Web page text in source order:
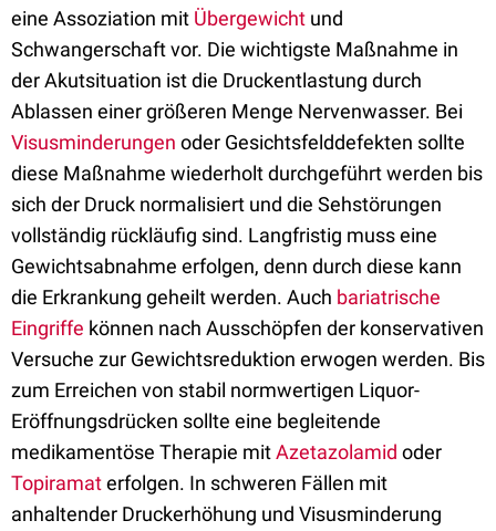
eine Assoziation mit Übergewicht und
Schwangerschaft vor. Die wichtigste Maßnahme in
der Akutsituation ist die Druckentlastung durch
Ablassen einer größeren Menge Nervenwasser. Bei
Visusminderungen oder Gesichtsfelddefekten sollte
diese Maßnahme wiederholt durchgeführt werden bis
sich der Druck normalisiert und die Sehstörungen
vollständig rückläufig sind. Langfristig muss eine
Gewichtsabnahme erfolgen, denn durch diese kann
die Erkrankung geheilt werden. Auch bariatrische
Eingriffe können nach Ausschöpfen der konservativen
Versuche zur Gewichtsreduktion erwogen werden. Bis
zum Erreichen von stabil normwertigen Liquor-
Eröffnungsdrücken sollte eine begleitende
medikamentöse Therapie mitAzetazolamid oder
Topiramaterfolgen. In schweren Fällen mit
anhaltender Druckerhöhung und Visusminderung